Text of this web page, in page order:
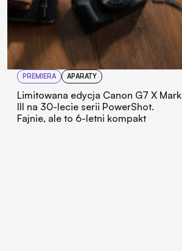
PREMIERA APARATY
Limitowana edycja Canon G7 X Mark
III na 30-lecie serii PowerShot.
Fajnie, ale to 6-letni kompakt